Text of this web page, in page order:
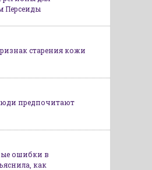
Персеиды
старения кожи
предпочитают
ошибки в
как